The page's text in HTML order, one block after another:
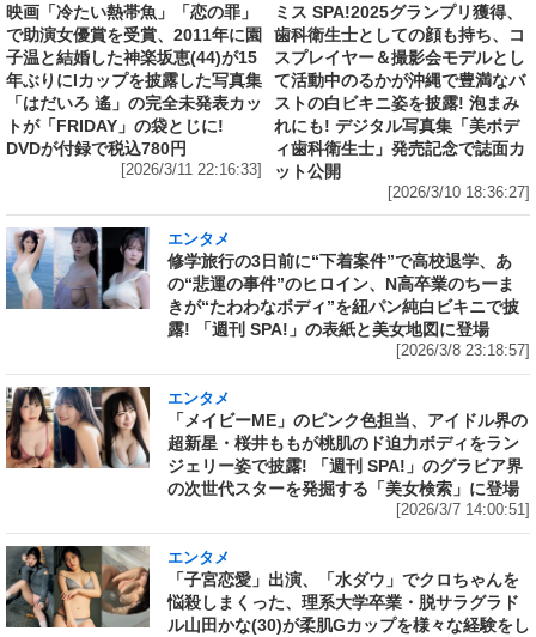
映画「冷たい熱帯魚」「恋の罪」
で助演女優賞を受賞、2011年に園
子温と結婚した神楽坂恵(44)が15
年ぶりにIカップを披露した写真集
「はだいろ 遙」の完全未発表カッ
トが「FRIDAY」の袋とじに!
DVDが付録で税込780円
[2026/3/11 22:16:33]
ミス SPA!2025グランプリ獲得、
歯科衛生士としての顔も持ち、コ
スプレイヤー＆撮影会モデルとし
て活動中のるかが沖縄で豊満なバ
ストの白ビキニ姿を披露! 泡まみ
れにも! デジタル写真集「美ボデ
ィ歯科衛生士」発売記念で誌面カ
ット公開
[2026/3/10 18:36:27]
エンタメ
修学旅行の3日前に“下着案件”で高校退学、あ
の“悲運の事件”のヒロイン、N高卒業のちーま
きが“たわわなボディ”を紐パン純白ビキニで披
露! 「週刊 SPA!」の表紙と美女地図に登場
[2026/3/8 23:18:57]
エンタメ
「メイビーME」のピンク色担当、アイドル界の
超新星・桜井ももが桃肌のド迫力ボディをラン
ジェリー姿で披露! 「週刊 SPA!」のグラビア界
の次世代スターを発掘する「美女検索」に登場
[2026/3/7 14:00:51]
エンタメ
「子宮恋愛」出演、「水ダウ」でクロちゃんを
悩殺しまくった、理系大学卒業・脱サラグラド
ル山田かな(30)が柔肌Gカップを様々な経験をし